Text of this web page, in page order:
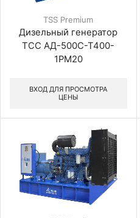
TSS Premium
Дизельный генератор
ТСС АД-500С-Т400-
1РМ20
ВХОД ДЛЯ ПРОСМОТРА
ЦЕНЫ